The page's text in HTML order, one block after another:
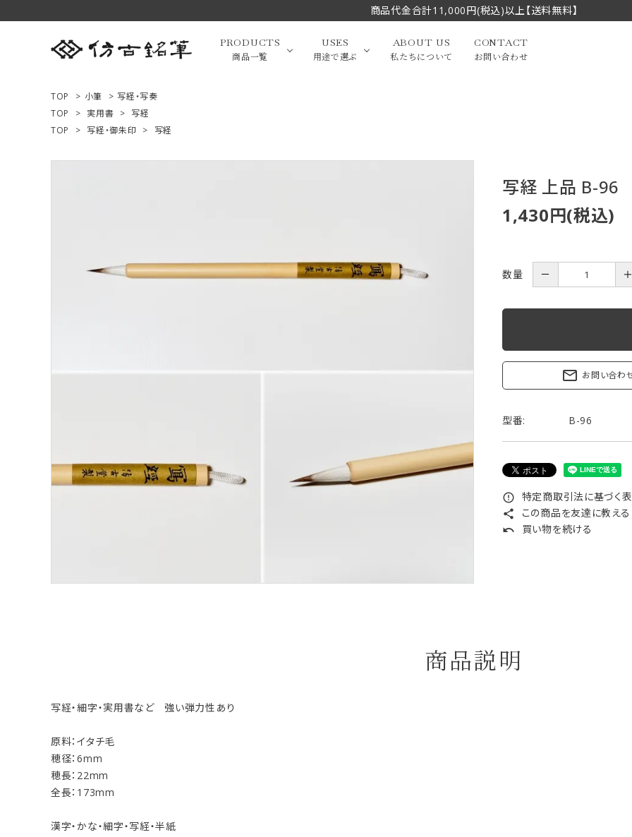
商品代金合計11,000円(税込)以上【送料無料】
PRODUCTS
商品一覧
限定品・セット品
オプション・その他
USES
用途で選ぶ
画筆・絵てがみ
洗浄剤・その他
洗顔ブラシ
ABOUT US
私たちについて
CONTACT
お問い合わせ
TOP > 小筆 > 写経・写奏
TOP
> 実用書 > 写経
TOP
> 写経・御朱印 > 写経
写経 上品 B-96
1,430円(税込)
数量 － ＋
mail_outline お問い合わ
型番: B-96
error_outline 特定商取引法に基づく
share この商品を友達に教える
undo 買い物を続ける
商品説明
写経・細字・実用書など 強い弾力性あり
原料：イタチ毛
穂径：6mm
穂長：22mm
全長：173mm
漢字・かな・細字・写経・半紙